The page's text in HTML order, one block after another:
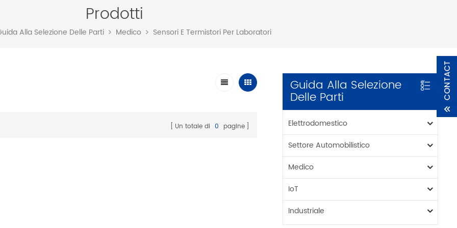
Prodotti
Alla Selezione Delle Parti Medico Sensori E Termistori Per Laboratori
Guida Alla Selezione
Delle Parti
Elettrodomestico
Settore Automobilistico
Medico
IoT
Industriale
Un totale di 0 pagine